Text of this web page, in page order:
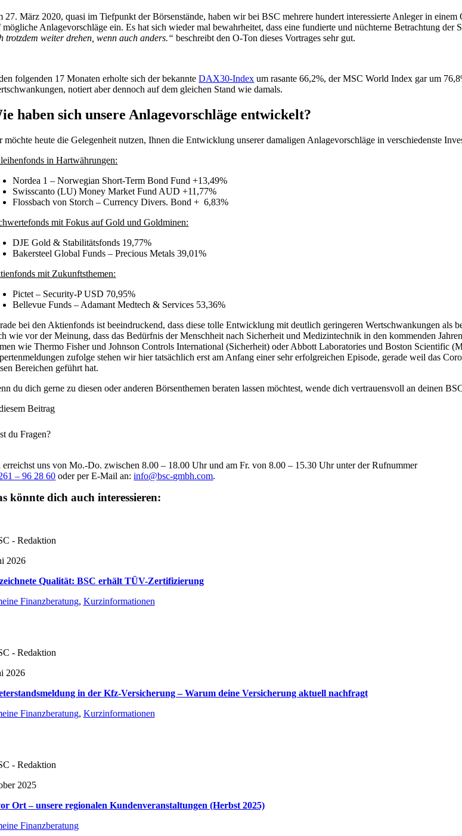
27. März 2020, quasi im Tiefpunkt der Börsenstände, haben wir bei BSC mehrere hundert interessierte Anleger in
mögliche Anlagevorschläge ein. Es hat sich wieder mal bewahrheitet, dass eine fundierte und nüchterne Betrachtung
trotzdem weiter drehen, wenn auch anders.“beschreibt den O-Ton dieses Vortrages sehr gut.
folgenden 17 Monaten erholte sich der bekannteDAX30-Index um rasante 66,2%, der MSC World Index gar um
notiert aber dennoch auf dem gleichen Stand wie damals.
haben sich unsere Anlagevorschläge entwickelt?
möchte heute die Gelegenheit nutzen, Ihnen die Entwicklung unserer damaligen Anlagevorschläge in verschiedenste
in Hartwährungen:
Nordea 1 – Norwegian Short-Term Bond Fund +13,49%
Swisscanto (LU) Money Market Fund AUD +11,77%
Flossbach von Storch – Currency Divers. Bond + 6,83%
mit Fokus auf Gold und Goldminen:
DJE Gold & Stabilitätsfonds 19,77%
Bakersteel Global Funds – Precious Metals 39,01%
mit Zukunftsthemen:
Pictet – Security-P USD 70,95%
Bellevue Funds – Adamant Medtech & Services 53,36%
bei den Aktienfonds ist beeindruckend, dass diese tolle Entwicklung mit deutlich geringeren Wertschwankungen als
wie vor der Meinung, dass das Bedürfnis der Menschheit nach Sicherheit und Medizintechnik in den kommenden
wie Thermo Fisher und Johnson Controls International (Sicherheit) oder Abbott Laboratories und Boston Scientific
zufolge stehen wir hier tatsächlich erst am Anfang einer sehr erfolgreichen Episode, gerade weil das
Bereichen geführt hat.
du dich gerne zu diesen oder anderen Börsenthemen beraten lassen möchtest, wende dich vertrauensvoll an deinen
Beitrag
du Fragen?
erreichst uns von Mo.-Do. zwischen 8.00 – 18.00 Uhr und am Fr. von 8.00 – 15.30 Uhr unter der Rufnummer
– 96 28 60 oder per E-Mail an:info@bsc-gmbh.com.
könnte dich auch interessieren:
- Redaktion
2026
Qualität: BSC erhält TÜV-Zertifizierung
Finanzberatung, Kurzinformationen
- Redaktion
2026
in der Kfz-Versicherung – Warum deine Versicherung aktuell nachfragt
Finanzberatung, Kurzinformationen
- Redaktion
2025
Ort – unsere regionalen Kundenveranstaltungen (Herbst 2025)
Finanzberatung